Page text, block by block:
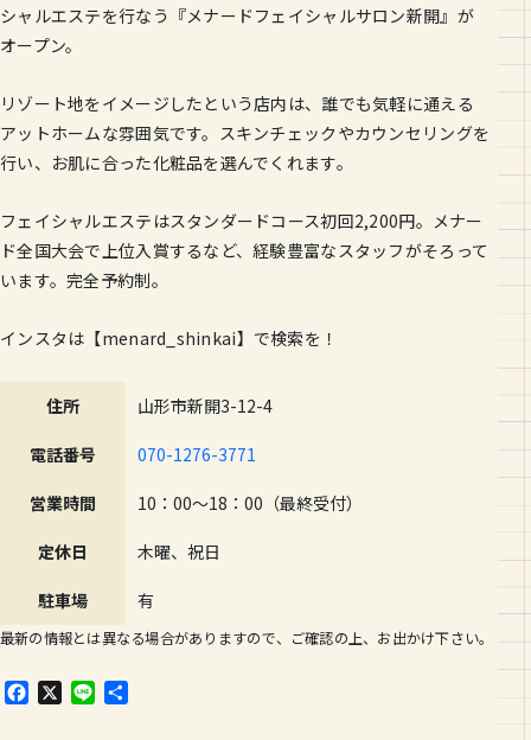
シャルエステを行なう『メナードフェイシャルサロン新開』が
オープン。
リゾート地をイメージしたという店内は、誰でも気軽に通える
アットホームな雰囲気です。スキンチェックやカウンセリングを
行い、お肌に合った化粧品を選んでくれます。
フェイシャルエステはスタンダードコース初回2,200円。メナー
ド全国大会で上位入賞するなど、経験豊富なスタッフがそろって
います。完全予約制。
インスタは【menard_shinkai】で検索を！
住所 山形市新開3-12-4
電話番号 070-1276-3771
営業時間 10：00～18：00（最終受付）
定休日 木曜、祝日
駐車場 有
最新の情報とは異なる場合がありますので、ご確認の上、お出かけ下さい。
F
X
L